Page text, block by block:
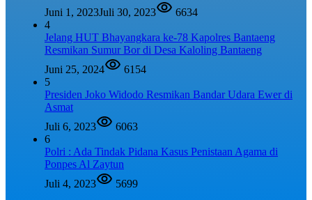
Juni 1, 2023Juli 30, 2023
6634
4
Jelang HUT Bhayangkara ke-78 Kapolres Bantaeng
Resmikan Sumur Bor di Desa Kaloling Bantaeng
Juni 25, 2024
6154
5
Presiden Joko Widodo Resmikan Bandar Udara Ewer di
Asmat
Juli 6, 2023
6063
6
Polri : Ada Tindak Pidana Kasus Penistaan Agama di
Ponpes Al Zaytun
Juli 4, 2023
5699